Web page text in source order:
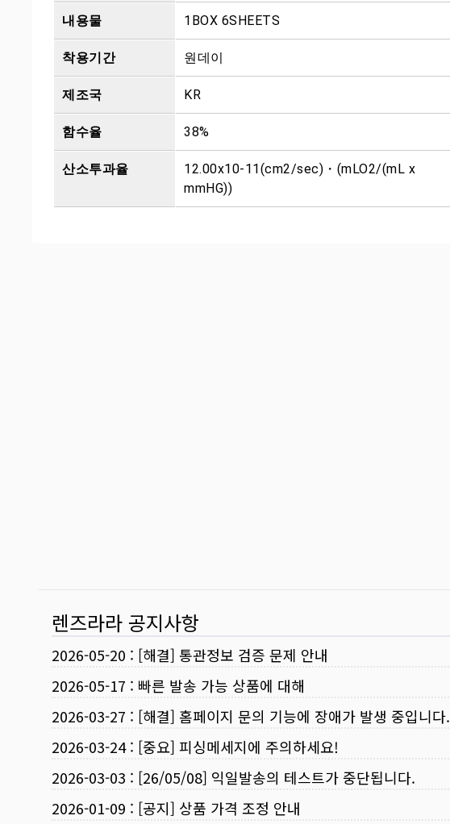
내용물 1BOX 6SHEETS
착용기간 원데이
제조국 KR
함수율 38%
산소투과율
12.00x10-11(cm2/sec)・(mLO2/(mL x
mmHG))
렌즈라라 공지사항
2026-05-20 : [해결] 통관정보 검증 문제 안내
2026-05-17 : 빠른 발송 가능 상품에 대해
2026-03-27 : [해결] 홈페이지 문의 기능에 장애가 발생 중입니다.
2026-03-24: [중요] 피싱메세지에 주의하세요!
2026-03-03 : [26/05/08] 익일발송의 테스트가 중단됩니다.
2026-01-09 : [공지] 상품 가격 조정 안내